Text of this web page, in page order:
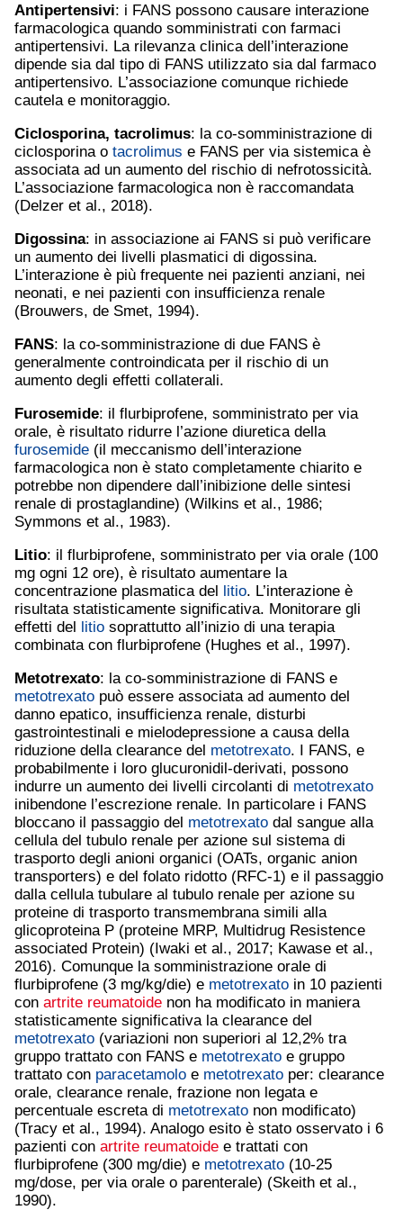
Antipertensivi: i FANS possono causare interazione
farmacologica quando somministrati con farmaci
antipertensivi. La rilevanza clinica dell’interazione
dipende sia dal tipo di FANS utilizzato sia dal farmaco
antipertensivo. L’associazione comunque richiede
cautela e monitoraggio.
Ciclosporina, tacrolimus: la co-somministrazione di
ciclosporina o tacrolimus e FANS per via sistemica è
associata ad un aumento del rischio di nefrotossicità.
L’associazione farmacologica non è raccomandata
(Delzer et al., 2018).
Digossina: in associazione ai FANS si può verificare
un aumento dei livelli plasmatici di digossina.
L’interazione è più frequente nei pazienti anziani, nei
neonati, e nei pazienti con insufficienza renale
(Brouwers, de Smet, 1994).
FANS: la co-somministrazione di due FANS è
generalmente controindicata per il rischio di un
aumento degli effetti collaterali.
Furosemide: il flurbiprofene, somministrato per via
orale, è risultato ridurre l’azione diuretica della
furosemide (il meccanismo dell’interazione
farmacologica non è stato completamente chiarito e
potrebbe non dipendere dall’inibizione delle sintesi
renale di prostaglandine) (Wilkins et al., 1986;
Symmons et al., 1983).
Litio: il flurbiprofene, somministrato per via orale (100
mg ogni 12 ore), è risultato aumentare la
concentrazione plasmatica del litio. L’interazione è
risultata statisticamente significativa. Monitorare gli
effetti del litio soprattutto all’inizio di una terapia
combinata con flurbiprofene (Hughes et al., 1997).
Metotrexato: la co-somministrazione di FANS e
metotrexato può essere associata ad aumento del
danno epatico, insufficienza renale, disturbi
gastrointestinali e mielodepressione a causa della
riduzione della clearance del metotrexato. I FANS, e
probabilmente i loro glucuronidil-derivati, possono
indurre un aumento dei livelli circolanti di metotrexato
inibendone l’escrezione renale. In particolare i FANS
bloccano il passaggio del metotrexato dal sangue alla
cellula del tubulo renale per azione sul sistema di
trasporto degli anioni organici (OATs, organic anion
transporters) e del folato ridotto (RFC-1) e il passaggio
dalla cellula tubulare al tubulo renale per azione su
proteine di trasporto transmembrana simili alla
glicoproteina P (proteine MRP, Multidrug Resistence
associated Protein) (Iwaki et al., 2017; Kawase et al.,
2016). Comunque la somministrazione orale di
flurbiprofene (3 mg/kg/die) e metotrexato in 10 pazienti
con artrite reumatoide non ha modificato in maniera
statisticamente significativa la clearance del
metotrexato (variazioni non superiori al 12,2% tra
gruppo trattato con FANS e metotrexato e gruppo
trattato con paracetamolo e metotrexato per: clearance
orale, clearance renale, frazione non legata e
percentuale escreta di metotrexato non modificato)
(Tracy et al., 1994). Analogo esito è stato osservato i 6
pazienti con artrite reumatoide e trattati con
flurbiprofene (300 mg/die) e metotrexato (10-25
mg/dose, per via orale o parenterale) (Skeith et al.,
1990).